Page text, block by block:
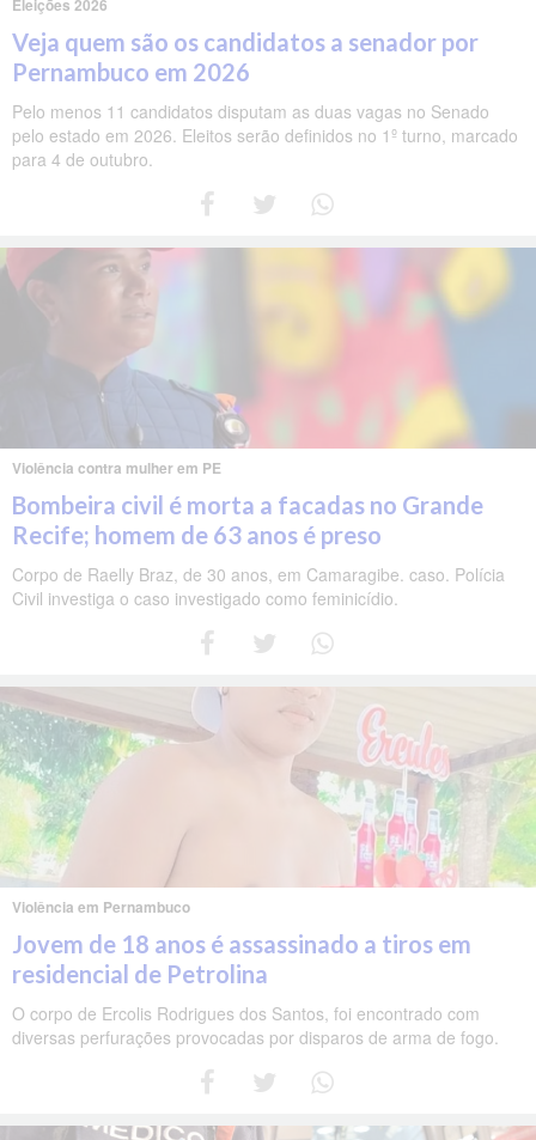
Eleições 2026
Veja quem são os candidatos a senador por
Pernambuco em 2026
Pelo menos 11 candidatos disputam as duas vagas no Senado
pelo estado em 2026. Eleitos serão definidos no 1º turno, marcado
para 4 de outubro.
Violência contra mulher em PE
Bombeira civil é morta a facadas no Grande
Recife; homem de 63 anos é preso
Corpo de Raelly Braz, de 30 anos, em Camaragibe. caso. Polícia
Civil investiga o caso investigado como feminicídio.
Violência em Pernambuco
Jovem de 18 anos é assassinado a tiros em
residencial de Petrolina
O corpo de Ercolis Rodrigues dos Santos, foi encontrado com
diversas perfurações provocadas por disparos de arma de fogo.